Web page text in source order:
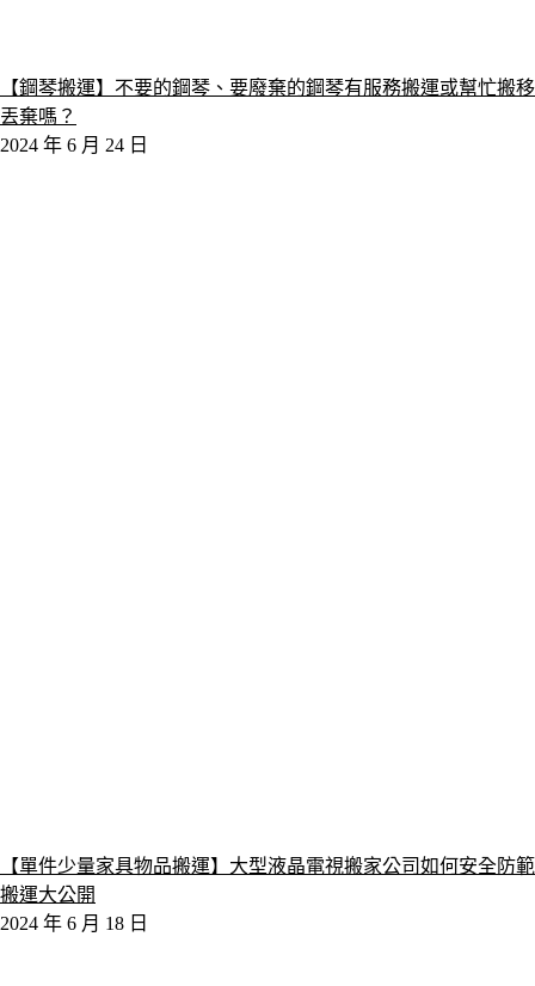
【鋼琴搬運】不要的鋼琴、要廢棄的鋼琴有服務搬運或幫忙搬移
丟棄嗎？
2024 年 6 月 24 日
【單件少量家具物品搬運】大型液晶電視搬家公司如何安全防範
搬運大公開
2024 年 6 月 18 日